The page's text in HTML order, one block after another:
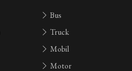
Bus
Truck
Mobil
Motor